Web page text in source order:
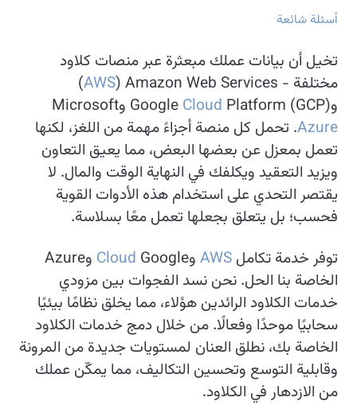
أسئلة شائعة
تخيل أن بيانات عملك مبعثرة عبر منصات كلاود
مختلفة - Amazon Web Services (
AWS
)
وGoogle
Cloud Platform (GCP) وMicrosoft
Azure. تحمل كل منصة أجزاءً مهمة من اللغز، لكنها
تعمل بمعزل عن بعضها البعض، مما يعيق التعاون
ويزيد التعقيد ويكلفك في النهاية الوقت والمال. لا
يقتصر التحدي على استخدام هذه الأدوات القوية
فحسب؛ بل يتعلق بجعلها تعمل معًا بسلاسة.
توفر خدمة تكامل AWS وGoogle Cloud وAzure
الخاصة بنا الحل. نحن نسد الفجوات بين مزودي
خدمات الكلاود الرائدين هؤلاء، مما يخلق نظامًا بيئيًا
سحابيًا موحدًا وفعالًا. من خلال دمج خدمات الكلاود
الخاصة بك، نطلق العنان لمستويات جديدة من المرونة
وقابلية التوسع وتحسين التكاليف، مما يمكّن عملك
من الازدهار في الكلاود.